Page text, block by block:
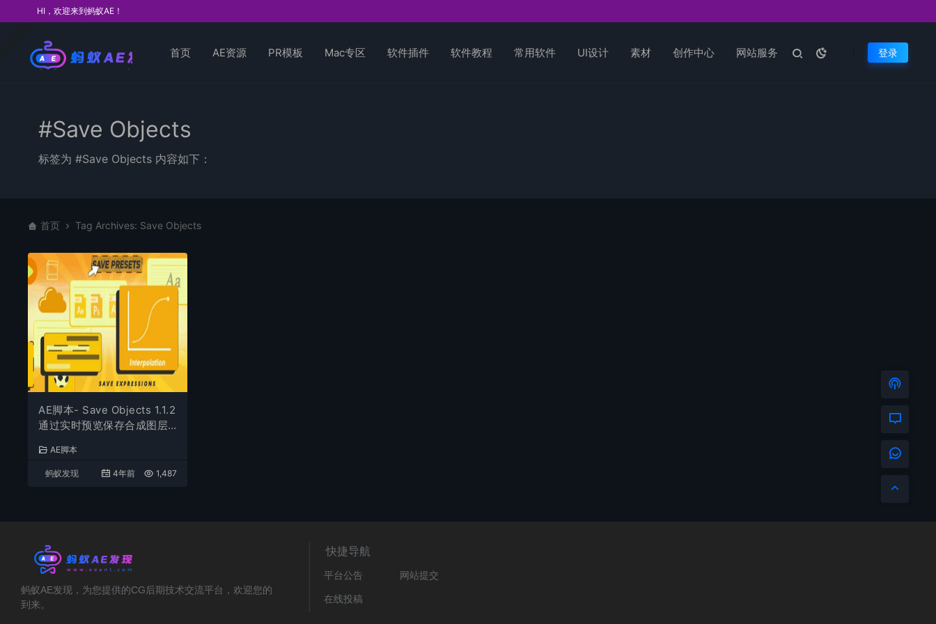
HI，欢迎来到蚂蚁AE！
首页 AE资源 PR模板 Mac专区 软件插件 软件教程 常用软件 UI设计 素材 创作中心 网站服务 登录
#Save Objects
标签为 #Save Objects 内容如下：
首页 Tag Archives: Save Objects
AE脚本- Save Objects 1.1.2
通过实时预览保存合成图层
AE脚本
蚂蚁发现 4年前 1,487
蚂蚁AE发现，为您提供的CG后期技术交流平台，欢迎您的
到来。
快捷导航
平台公告
网站提交
在线投稿